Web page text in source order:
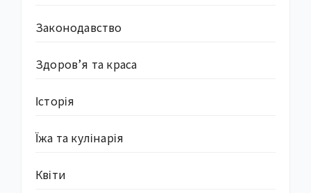
Законодавство
Здоров’я та краса
Історія
Їжа та кулінарія
Квіти